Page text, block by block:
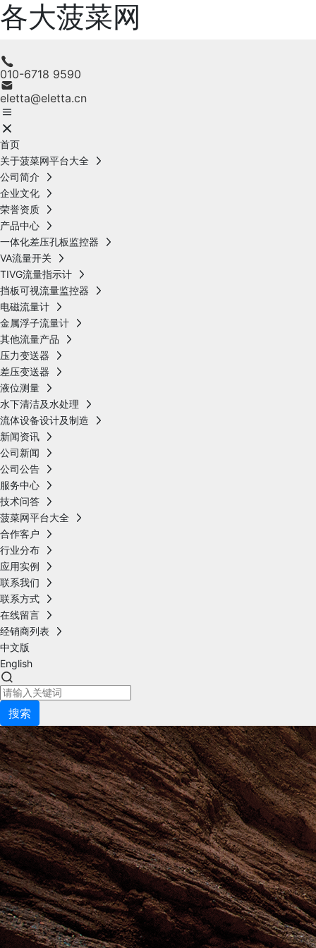
各大菠菜网
010-6718 9590
eletta@eletta.cn
首页
关于菠菜网平台大全
公司简介
企业文化
荣誉资质
产品中心
一体化差压孔板监控器
VA流量开关
TIVG流量指示计
挡板可视流量监控器
电磁流量计
金属浮子流量计
其他流量产品
压力变送器
差压变送器
液位测量
水下清洁及水处理
流体设备设计及制造
新闻资讯
公司新闻
公司公告
服务中心
技术问答
菠菜网平台大全
合作客户
行业分布
应用实例
联系我们
联系方式
在线留言
经销商列表
中文版
English
搜索